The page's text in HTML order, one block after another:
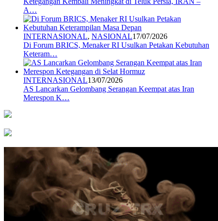
A…
INTERNASIONAL, NASIONAL17/07/2026
Di Forum BRICS, Menaker RI Usulkan Petakan Kebutuhan
Keteram…
INTERNASIONAL13/07/2026
AS Lancarkan Gelombang Serangan Keempat atas Iran
Merespon K…